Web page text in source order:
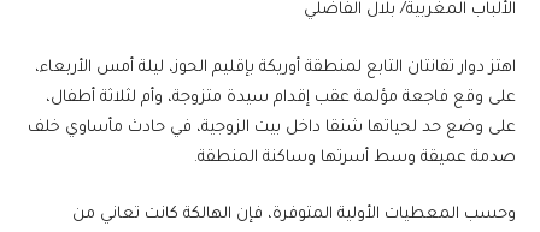
الألباب المغربية/ بلال الفاضلي
اهتز دوار تفانتان التابع لمنطقة أوريكة بإقليم الحوز، ليلة أمس الأربعاء،
على وقع فاجعة مؤلمة عقب إقدام سيدة متزوجة، وأم لثلاثة أطفال،
على وضع حد لحياتها شنقا داخل بيت الزوجية، في حادث مأساوي خلف
صدمة عميقة وسط أسرتها وساكنة المنطقة.
وحسب المعطيات الأولية المتوفرة، فإن الهالكة كانت تعاني من